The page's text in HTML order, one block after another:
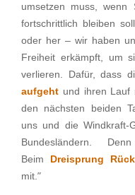
umset­zen muss, wenn
fortschritt­lich bleiben
oder her – wir haben
Freiheit erkämpft, um
verlie­ren. Dafür, dass
aufgeht und ihren Lauf
den nächs­ten beiden
uns und die Windkraft-
Bundes­län­dern.
Beim Dreisprung
mit.”